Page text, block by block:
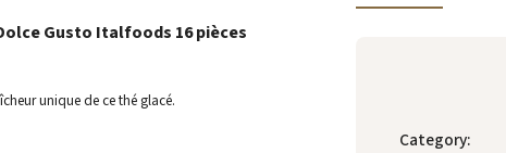
Gusto Italfoods 16 pièces
unique de ce thé glacé.
Category: